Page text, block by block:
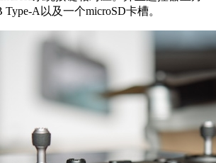
A以及一个microSD卡槽。